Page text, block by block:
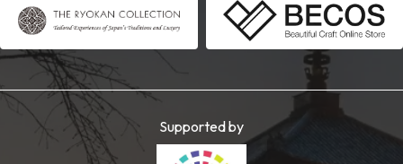
Supported by